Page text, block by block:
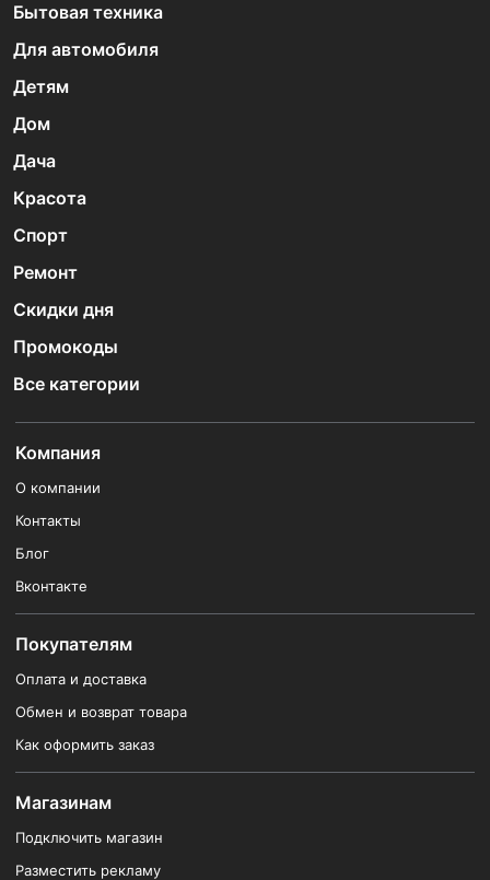
Бытовая техника
Для автомобиля
Детям
Дом
Дача
Красота
Спорт
Ремонт
Скидки дня
Промокоды
Все категории
Компания
О компании
Контакты
Блог
Вконтакте
Покупателям
Оплата и доставка
Обмен и возврат товара
Как оформить заказ
Магазинам
Подключить магазин
Разместить рекламу